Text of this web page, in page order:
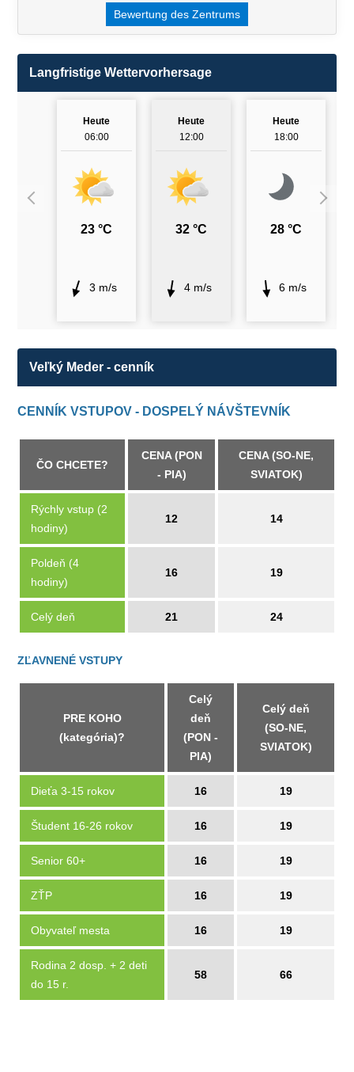
Bewertung des Zentrums
Langfristige Wettervorhersage
Heute
06:00
23 °C
3 m/s
Heute
12:00
32 °C
4 m/s
Heute
18:00
28 °C
6 m/s
Veľký Meder - cenník
CENNÍK VSTUPOV - DOSPELÝ NÁVŠTEVNÍK
ČO CHCETE?
CENA (PON
- PIA)
CENA (SO-NE,
SVIATOK)
Rýchly vstup (2
hodiny)
12 14
Poldeň (4
hodiny)
16 19
Celý deň 21 24
ZĽAVNENÉ VSTUPY
PRE KOHO
(kategória)?
Celý
deň
(PON -
PIA)
Celý deň
(SO-NE,
SVIATOK)
Dieťa 3-15 rokov 16 19
Študent 16-26 rokov 16 19
Senior 60+ 16 19
ZŤP 16 19
Obyvateľ mesta 16 19
Rodina 2 dosp. + 2 deti
do 15 r.
58 66